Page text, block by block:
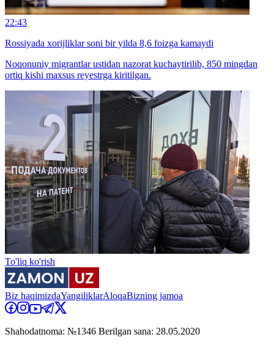
22:43
Rossiyada xorijliklar soni bir yilda 8,6 foizga kamaydi
Noqonuniy migrantlar ustidan nazorat kuchaytirilib, 850 mingdan
ortiq kishi maxsus reyestrga kiritilgan.
To'liq ko'rish
Biz haqimizdaYangiliklarAloqaBizning jamoa
Shahodatnoma: №1346 Berilgan sana: 28.05.2020